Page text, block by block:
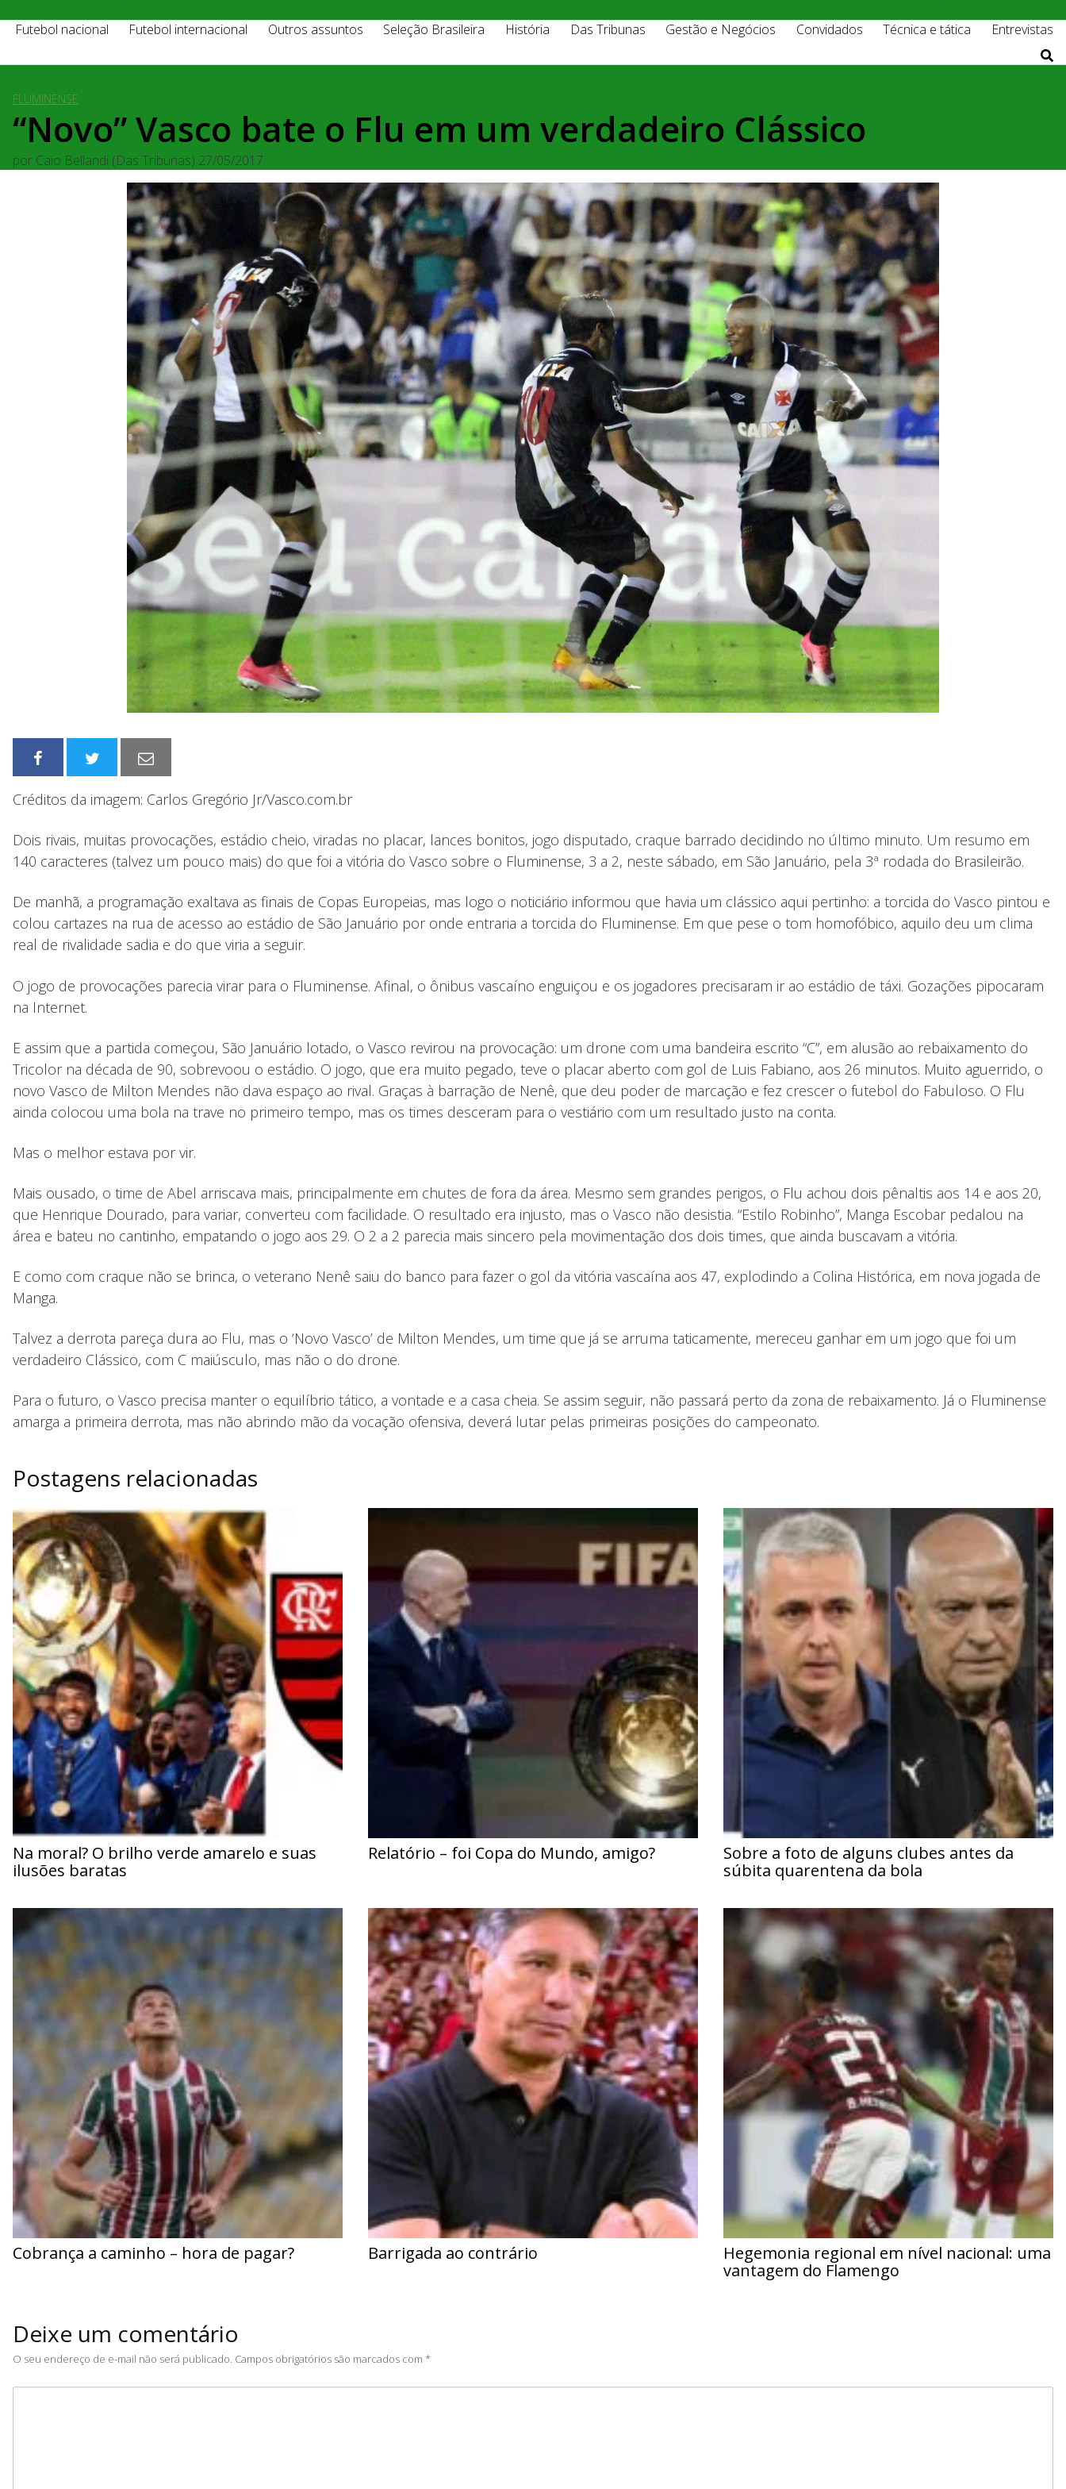
Futebol nacional Futebol internacional Outros assuntos Seleção Brasileira História Das Tribunas Gestão e Negócios Convidados Técnica e tática Entrevistas
FLUMINENSE
“Novo” Vasco bate o Flu em um verdadeiro Clássico
por Caio Bellandi (Das Tribunas) 27/05/2017
Créditos da imagem: Carlos Gregório Jr/Vasco.com.br
Dois rivais, muitas provocações, estádio cheio, viradas no placar, lances bonitos, jogo disputado, craque barrado decidindo no último minuto. Um resumo em
140 caracteres (talvez um pouco mais) do que foi a vitória do Vasco sobre o Fluminense, 3 a 2, neste sábado, em São Januário, pela 3ª rodada do Brasileirão.
De manhã, a programação exaltava as finais de Copas Europeias, mas logo o noticiário informou que havia um clássico aqui pertinho: a torcida do Vasco pintou e
colou cartazes na rua de acesso ao estádio de São Januário por onde entraria a torcida do Fluminense. Em que pese o tom homofóbico, aquilo deu um clima
real de rivalidade sadia e do que viria a seguir.
O jogo de provocações parecia virar para o Fluminense. Afinal, o ônibus vascaíno enguiçou e os jogadores precisaram ir ao estádio de táxi. Gozações pipocaram
na Internet.
E assim que a partida começou, São Januário lotado, o Vasco revirou na provocação: um drone com uma bandeira escrito “C”, em alusão ao rebaixamento do
Tricolor na década de 90, sobrevoou o estádio. O jogo, que era muito pegado, teve o placar aberto com gol de Luis Fabiano, aos 26 minutos. Muito aguerrido, o
novo Vasco de Milton Mendes não dava espaço ao rival. Graças à barração de Nenê, que deu poder de marcação e fez crescer o futebol do Fabuloso. O Flu
ainda colocou uma bola na trave no primeiro tempo, mas os times desceram para o vestiário com um resultado justo na conta.
Mas o melhor estava por vir.
Mais ousado, o time de Abel arriscava mais, principalmente em chutes de fora da área. Mesmo sem grandes perigos, o Flu achou dois pênaltis aos 14 e aos 20,
que Henrique Dourado, para variar, converteu com facilidade. O resultado era injusto, mas o Vasco não desistia. “Estilo Robinho”, Manga Escobar pedalou na
área e bateu no cantinho, empatando o jogo aos 29. O 2 a 2 parecia mais sincero pela movimentação dos dois times, que ainda buscavam a vitória.
E como com craque não se brinca, o veterano Nenê saiu do banco para fazer o gol da vitória vascaína aos 47, explodindo a Colina Histórica, em nova jogada de
Manga.
Talvez a derrota pareça dura ao Flu, mas o ‘Novo Vasco’ de Milton Mendes, um time que já se arruma taticamente, mereceu ganhar em um jogo que foi um
verdadeiro Clássico, com C maiúsculo, mas não o do drone.
Para o futuro, o Vasco precisa manter o equilíbrio tático, a vontade e a casa cheia. Se assim seguir, não passará perto da zona de rebaixamento. Já o Fluminense
amarga a primeira derrota, mas não abrindo mão da vocação ofensiva, deverá lutar pelas primeiras posições do campeonato.
Postagens relacionadas
Na moral? O brilho verde amarelo e suas
ilusões baratas
Relatório – foi Copa do Mundo, amigo?
Sobre a foto de alguns clubes antes da
súbita quarentena da bola
Cobrança a caminho – hora de pagar? Barrigada ao contrário
Hegemonia regional em nível nacional: uma
vantagem do Flamengo
Deixe um comentário
O seu endereço de e-mail não será publicado. Campos obrigatórios são marcados com *